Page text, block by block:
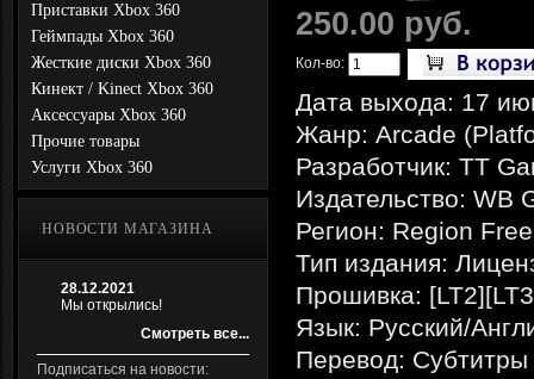
Приставки Xbox 360
Геймпады Xbox 360
Жесткие диски Xbox 360
Кинект / Kinect Xbox 360
Аксессуары Xbox 360
Прочие товары
Услуги Xbox 360
НОВОСТИ МАГАЗИНА
28.12.2021
Мы открылись!
Смотреть все...
Подписаться на новости:
250.00 руб.
Кол-во:
Дата выхода: 17
Жанр: Arcade
Разработчик: TT
Издательство: WB
Регион: Region Free
Тип издания:
Прошивка:
Язык: Русский/
Перевод: Субтитры